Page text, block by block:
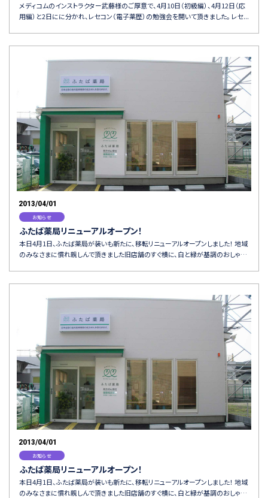
メディコムのインストラクター武藤様のご厚意で、4月10日（初級編）、4月12日（応
用編）と2日にに分かれ、レセコン（電子薬歴）の勉強会を開いて頂きました。 レセ...
2013/04/01
お知らせ
ふたば薬局リニューアルオープン！
本日4月1日、ふたば薬局が装いも新たに、移転リニューアルオープンしました！ 地域
のみなさまに慣れ親しんで頂きました旧店舗のすぐ横に、白と緑が基調のおしゃ…
2013/04/01
お知らせ
ふたば薬局リニューアルオープン！
本日4月1日、ふたば薬局が装いも新たに、移転リニューアルオープンしました！ 地域
のみなさまに慣れ親しんで頂きました旧店舗のすぐ横に、白と緑が基調のおしゃ…